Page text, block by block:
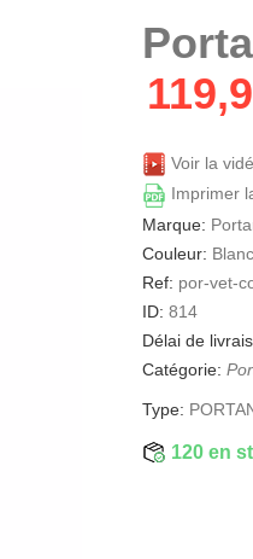
Voir la
Imprimer
Marque:
Couleur: Blanc
Ref: por-vet-
ID: 814
Délai de
Catégorie:
Type:
120 en